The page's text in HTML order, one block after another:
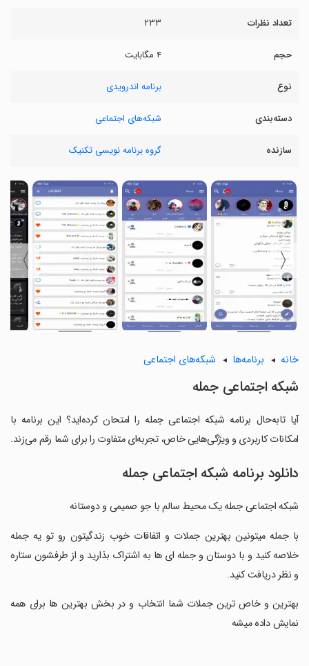
تعداد نظرات ۲۳۳
حجم ۴ مگابایت
نوع برنامه اندرویدی
دسته‌بندی شبکه‌های اجتماعی
سازنده گروه برنامه نویسی تکنیک
〈
〉
خانه برنامه‌ها شبکه‌های اجتماعی
‏شبکه اجتماعی جمله
آیا تابه‌حال برنامه ‏شبکه اجتماعی جمله را امتحان کرده‌اید؟ این برنامه با
امکانات کاربردی و ویژگی‌هایی خاص، تجربه‌ای متفاوت را برای شما رقم می‌زند.
دانلود برنامه ‏شبکه اجتماعی جمله
‏شبکه اجتماعی جمله یک محیط سالم با جو صمیمی و دوستانه
‏با جمله میتونین بهترین جملات و اتفاقات خوب زندگیتون رو تو یه جمله
خلاصه کنید و با دوستان و جمله ای ها به اشتراک بذارید و از طرفشون ستاره
و نظر دریافت کنید.
‏بهترین و خاص ترین جملات شما انتخاب و در بخش بهترین ها برای همه
نمایش داده میشه